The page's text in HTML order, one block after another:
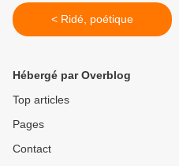
< Ridé, poétique
Hébergé par Overblog
Top articles
Pages
Contact